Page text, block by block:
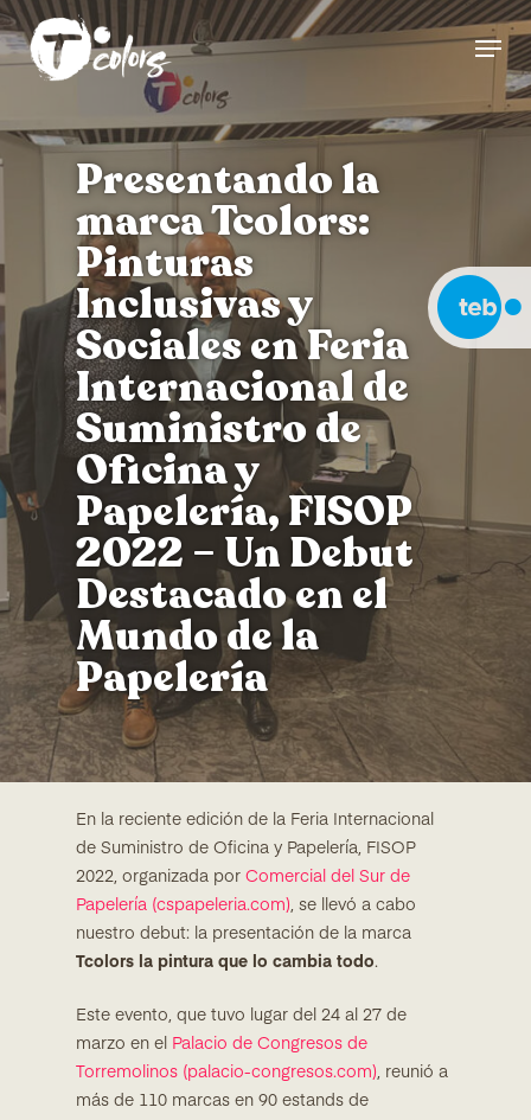
Skip
to
main
Menu
Presentando la
marca Tcolors:
Pinturas
Inclusivas y
Sociales en Feria
Internacional de
Suministro de
Oficina y
Papelería, FISOP
2022 – Un Debut
Destacado en el
Mundo de la
Papelería
En la reciente edición de la Feria Internacional
de Suministro de Oficina y Papelería, FISOP
2022, organizada por Comercial del Sur de
Papelería (cspapeleria.com), se llevó a cabo
nuestro debut: la presentación de la marca
Tcolors la pintura que lo cambia todo.
Este evento, que tuvo lugar del 24 al 27 de
marzo en el
Palacio de Congresos de
Torremolinos (palacio-congresos.com), reunió a
más de 110 marcas en 90 estands de
Close
Menu